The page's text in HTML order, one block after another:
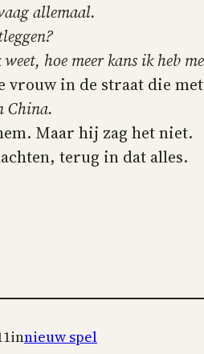
allemaal.
hoe meer kans ik heb
vrouw in de straat die
China.
Maar hij zag het niet.
terug in dat alles.
innieuw spel